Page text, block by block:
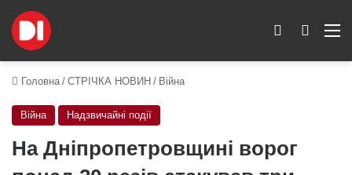
Пошук
Switch skin
Головна / СТРІЧКА НОВИН / Війна
Війна Надзвичайні події
На Дніпропетровщині ворог